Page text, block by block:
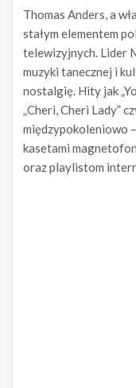
Thomas Anders, a
stałym elementem
telewizyjnych. Lider
muzyki tanecznej i
nostalgię. Hity jak
„Cheri, Cheri Lady”
międzypokoleniowo
kasetami
oraz playlistom